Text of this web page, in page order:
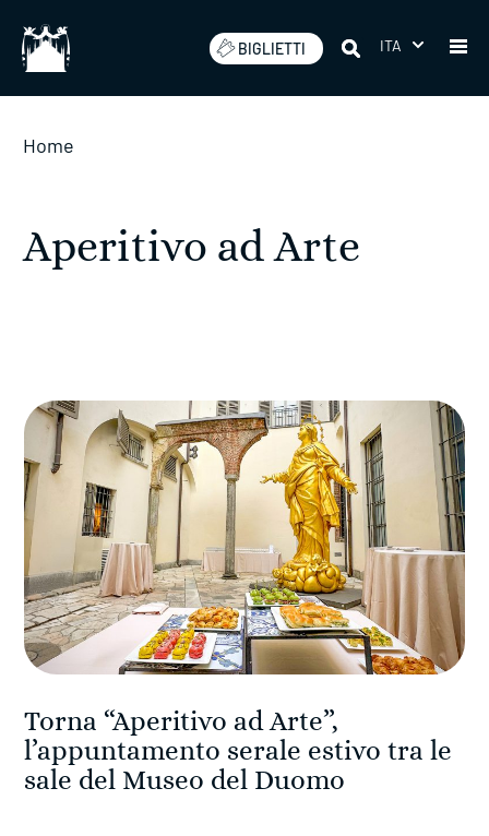
BIGLIETTI ITA
Home
Aperitivo ad Arte
Torna “Aperitivo ad Arte”,
l’appuntamento serale estivo tra le
sale del Museo del Duomo